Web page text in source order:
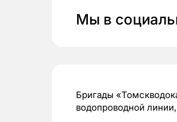
Мы в
Бригады
водопроводной